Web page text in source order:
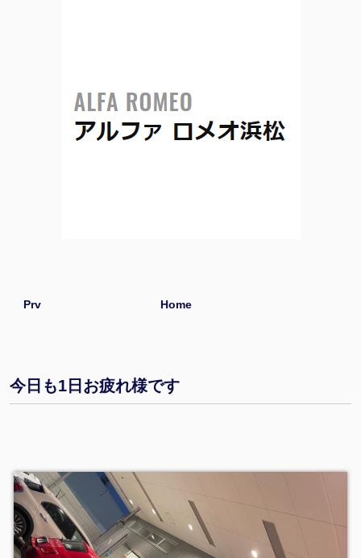
Prv Home
今日も1日お疲れ様です